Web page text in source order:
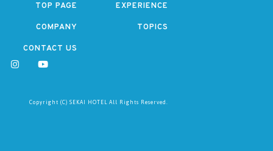
TOP PAGE EXPERIENCE
COMPANY TOPICS
CONTACT US
Copyright (C) SEKAI HOTEL All Rights Reserved.